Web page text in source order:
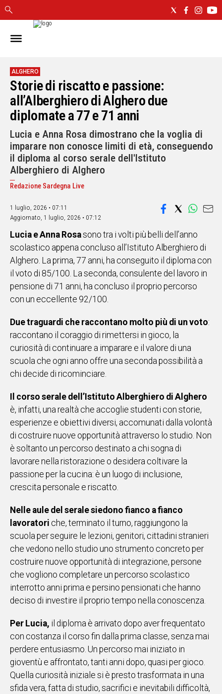
IN
CAGLIARI
SASSARI
NUORO
ORISTANO
SULCIS
GALLURA
OGLIASTRA
MEDIO
CAMPIDANO
NOTIZIE
POLITICA
IN
ITALIA
NEL
MONDO
SPORT
EVENTI
VIDEO
Vai
UNISCITI
AL CANALE
WHATSAPP
Social
ALGHERO
Storie di riscatto e passione:
all’Alberghiero di Alghero due
diplomate a 77 e 71 anni
Lucia e Anna Rosa dimostrano che la voglia di
imparare non conosce limiti di età, conseguendo
il diploma al corso serale dell'Istituto
Alberghiero di Alghero
Redazione Sardegna Live
1 luglio, 2026 • 07:11
Aggiornato, 1 luglio, 2026 • 07:12
Lucia e Anna Rosasono tra i volti più belli dell’anno
scolastico appena concluso all’Istituto Alberghiero di
Alghero. La prima, 77 anni, ha conseguito il diploma con
il voto di 85/100. La seconda, consulente del lavoro in
pensione di 71 anni, ha concluso il proprio percorso
con un eccellente 92/100.
Due traguardi che raccontano molto più di un voto:
raccontano il coraggio di rimettersi in gioco, la
curiosità di continuare a imparare e il valore di una
scuola che ogni anno offre una seconda possibilità a
chi decide di ricominciare.
Il corso serale dell’Istituto Alberghiero di Alghero
è, infatti, una realtà che accoglie studenti con storie,
esperienze e obiettivi diversi, accomunati dalla volontà
di costruire nuove opportunità attraverso lo studio. Non
è soltanto un percorso destinato a chi sogna di
lavorare nella ristorazione o desidera coltivare la
passione per la cucina: è un luogo di inclusione,
crescita personale e riscatto.
Nelle aule del serale siedono fianco a fianco
lavoratori che, terminato il turno, raggiungono la
scuola per seguire le lezioni, genitori, cittadini stranieri
che vedono nello studio uno strumento concreto per
costruire nuove opportunità di integrazione, persone
che vogliono completare un percorso scolastico
interrotto anni prima e persino pensionati che hanno
deciso di investire il proprio tempo nella conoscenza.
Per Lucia, il diploma è arrivato dopo aver frequentato
con costanza il corso fin dalla prima classe, senza mai
perdere entusiasmo. Un percorso mai iniziato in
gioventù e affrontato, tanti anni dopo, quasi per gioco.
Quella curiosità iniziale si è presto trasformata in una
sfida vera, fatta di studio, sacrifici e inevitabili difficoltà,